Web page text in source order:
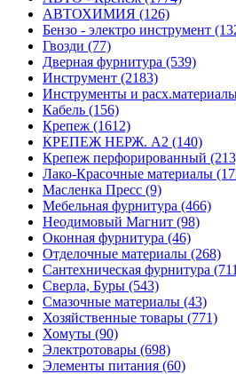
АВТОХИМИЯ (126)
Бензо - электро инструмент
Гвозди (77)
Дверная фурнитура (539)
Инструмент (2183)
Инструменты и
Кабель (156)
Крепеж (1612)
КРЕПЕЖ НЕРЖ. А2 (140)
Крепеж перфорированный
Лако-Красочные материалы
Масленка Пресс (9)
Мебельная фурнитура (466)
Неодимовый Магнит (98)
Оконная фурнитура (46)
Отделочные материалы (268)
Сантехническая фурнитура
Сверла, Буры (543)
Смазочные материалы (43)
Хозяйственные товары (771)
Хомуты (90)
Электротовары (698)
Элементы питания (60)